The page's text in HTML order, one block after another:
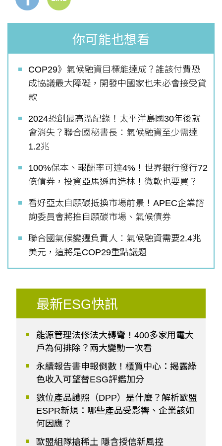
你可能也想看
COP29》氣候融資目標能達成？誰該付費恐
成協議最大障礙，開發中國家也未必會接受貸
款
2024恐創最高溫紀錄！太平洋島國30年後就
會消失？聯合國秘書長：氣候融資至少需達
1.2兆
100%保本、報酬率可達4%！世界銀行發行72
億債券，投資亞馬遜再造林！微軟也要買？
看好亞太自願碳抵換市場前景！APEC企業諮
詢委員會將推自願碳市場、氣候債券
聯合國氣候變遷負責人：氣候融資需要2.4兆
美元，這將是COP29重點議題
最新ESG快訊
能源管理法修法大轉彎！400多家用電大
戶為何排除？兩大變動一次看
永續報告書申報倒數！櫃買中心：揭露綠
色收入可望替ESG評鑑加分
數位產品護照（DPP）是什麼？解析歐盟
ESPR新規：哪些產品受影響、企業該如
何因應？
歐盟組隊搶稀土 隱含授信新風控